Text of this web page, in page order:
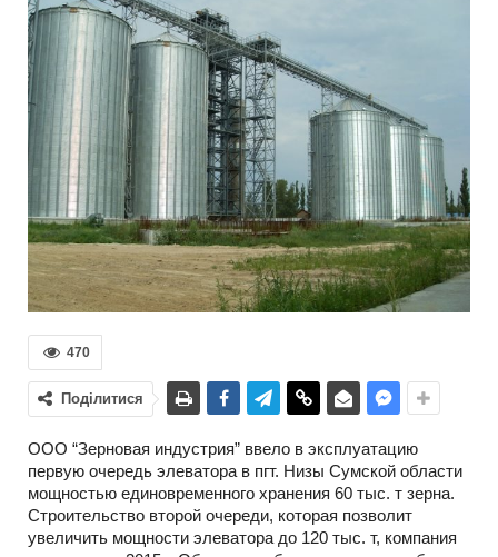
470
Поділитися
ООО “Зерновая индустрия” ввело в эксплуатацию
первую очередь элеватора в пгт. Низы Сумской области
мощностью единовременного хранения 60 тыс. т зерна.
Строительство второй очереди, которая позволит
увеличить мощности элеватора до 120 тыс. т, компания